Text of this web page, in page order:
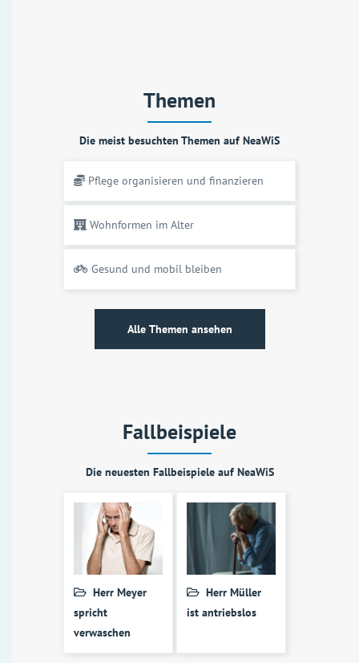
Themen
Die meist besuchten Themen auf NeaWiS
Pflege organisieren und finanzieren
Wohnformen im Alter
Gesund und mobil bleiben
Alle Themen ansehen
Fallbeispiele
Die neuesten Fallbeispiele auf NeaWiS
Herr Meyer
spricht
verwaschen
Herr Müller
ist antriebslos